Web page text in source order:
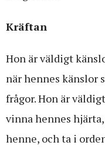
Kräftan
Hon är väldigt
när hennes känslor
frågor. Hon är
vinna hennes
henne, och ta i